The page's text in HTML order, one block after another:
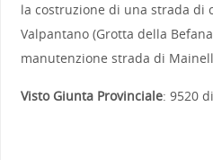
la costruzione di una strada di
Valpantano (Grotta della
manutenzione strada di
Visto Giunta Provinciale: 9520